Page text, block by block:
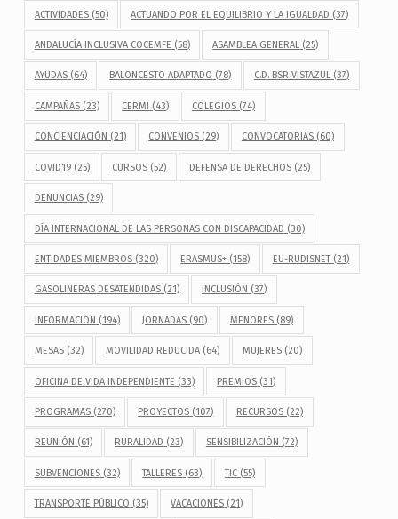
ACTIVIDADES(50) ACTUANDO POR EL EQUILIBRIO Y LA IGUALDAD (37)
ANDALUCÍA INCLUSIVA COCEMFE (58) ASAMBLEA GENERAL (25)
AYUDAS(64) BALONCESTO ADAPTADO (78) C.D. BSR VISTAZUL(37)
CAMPAÑAS(23) CERMI (43) COLEGIOS(74)
CONCIENCIACIÓN (21) CONVENIOS (29) CONVOCATORIAS(60)
COVID19(25) CURSOS (52) DEFENSA DE DERECHOS(25)
DENUNCIAS(29)
DÍA INTERNACIONAL DE LAS PERSONAS CON DISCAPACIDAD (30)
ENTIDADES MIEMBROS(320) ERASMUS+ (158) EU-RUDISNET(21)
GASOLINERAS DESATENDIDAS(21) INCLUSIÓN (37)
INFORMACIÓN (194) JORNADAS (90) MENORES(89)
MESAS(32) MOVILIDAD REDUCIDA (64) MUJERES(20)
OFICINA DE VIDA INDEPENDIENTE (33) PREMIOS (31)
PROGRAMAS(270) PROYECTOS (107) RECURSOS(22)
REUNIÓN (61) RURALIDAD (23) SENSIBILIZACIÓN (72)
SUBVENCIONES(32) TALLERES (63) TIC(55)
TRANSPORTE PÚBLICO (35) VACACIONES (21)